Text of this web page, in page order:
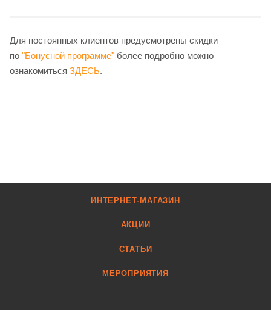
Для постоянных клиентов предусмотрены скидки
по "Бонусной программе" более подробно можно
ознакомиться ЗДЕСЬ.
ИНТЕРНЕТ-МАГАЗИН
АКЦИИ
СТАТЬИ
МЕРОПРИЯТИЯ